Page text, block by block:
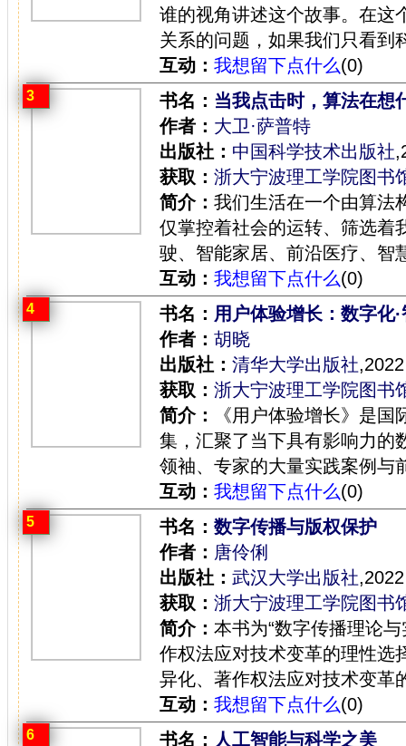
谁的视角讲述这个故事。在这
关系的问题，如果我们只看到
互动： 我想留下点什么(0)
3 书名： 当我点击时，算法在想
作者： 大卫·萨普特
出版社： 中国科学技术出版社
获取： 浙大宁波理工学院图书
简介： 我们生活在一个由算法
仅掌控着社会的运转、筛选着
驶、智能家居、前沿医疗、智
互动： 我想留下点什么(0)
4 书名： 用户体验增长：数字化
作者： 胡晓
出版社： 清华大学出版社,2022
获取： 浙大宁波理工学院图书
简介：
《用户体验增长》是
集，汇聚了当下具有影响力的
领袖、专家的大量实践案例与
互动： 我想留下点什么(0)
5 书名： 数字传播与版权保护
作者： 唐伶俐
出版社： 武汉大学出版社,2022
获取： 浙大宁波理工学院图书
简介： 本书为“数字传播理论
作权法应对技术变革的理性选
异化、著作权法应对技术变革
互动： 我想留下点什么(0)
6 书名： 人工智能与科学之美